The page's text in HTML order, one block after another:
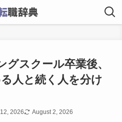
グスクール卒業後、
人と続く人を分け
2026 August 2, 2026